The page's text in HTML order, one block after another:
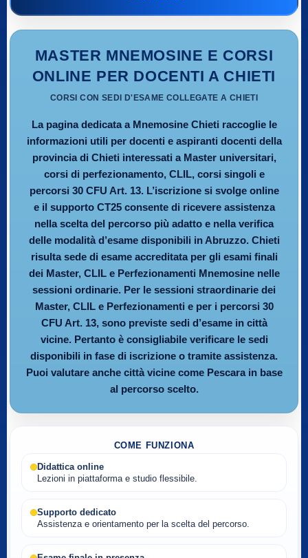
MASTER MNEMOSINE E CORSI
ONLINE PER DOCENTI A CHIETI
CORSI CON SEDI D'ESAME COLLEGATE A CHIETI
La pagina dedicata a Mnemosine Chieti raccoglie le
informazioni utili per docenti e aspiranti docenti della
provincia di Chieti interessati a Master universitari,
corsi di perfezionamento, CLIL, corsi singoli e
percorsi 30 CFU Art. 13. L’iscrizione si svolge online
e il supporto CT25 consente di ricevere assistenza
nella scelta del percorso più adatto e nella verifica
delle modalità d’esame disponibili in Abruzzo. Chieti
risulta sede di esame accreditata per gli esami finali
dei Master, CLIL e Perfezionamenti Mnemosine nelle
sessioni ordinarie. Per le sessioni straordinarie dei
Master, CLIL e Perfezionamenti e per i percorsi 30
CFU Art. 13, sono previste sedi d’esame in città
vicine. Pertanto è consigliabile verificare le sedi
disponibili in fase di iscrizione o tramite assistenza.
Puoi valutare anche città vicine come Pescara in base
al percorso scelto.
COME FUNZIONA
Didattica online
Lezioni in piattaforma e studio flessibile.
Supporto dedicato
Assistenza e orientamento per la scelta del percorso.